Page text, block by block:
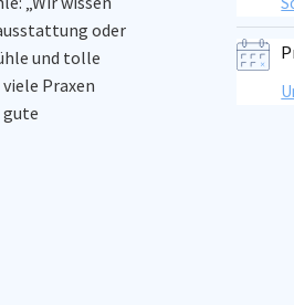
oder
und tolle
Praxen
gute